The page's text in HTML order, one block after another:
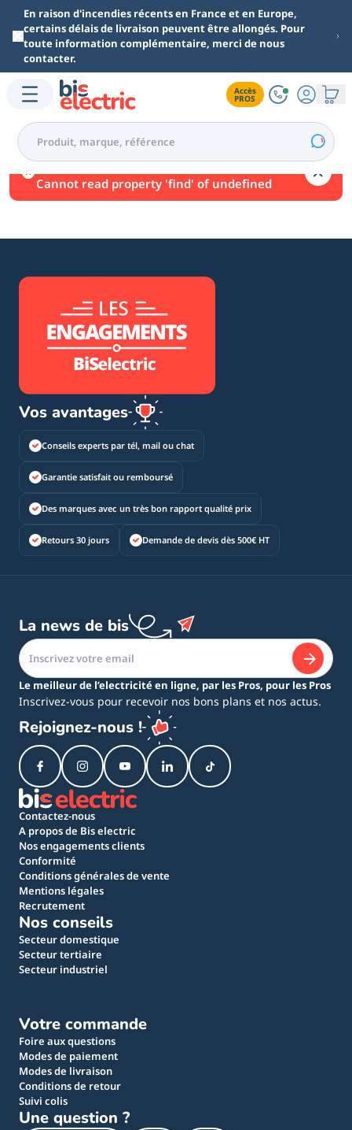
Aller au contenu principal
En raison d'incendies récents en France et en Europe,
certains délais de livraison peuvent être allongés. Pour
toute information complémentaire, merci de nous
contacter.
Accès
PROS
Une erreur est survenue.
Cannot read property 'find' of undefined
Vos avantages
Conseils experts par tél, mail ou chat
Garantie satisfait ou remboursé
Des marques avec un très bon rapport qualité prix
Retours 30 jours Demande de devis dès 500€ HT
La news de bis
Le meilleur de l’electricité en ligne, par les Pros, pour les Pros
Inscrivez-vous pour recevoir nos bons plans et nos actus.
Rejoignez-nous !
Contactez-nous
A propos de Bis electric
Nos engagements clients
Conformité
Conditions générales de vente
Mentions légales
Recrutement
Nos conseils
Secteur domestique
Secteur tertiaire
Secteur industriel
Votre commande
Foire aux questions
Modes de paiement
Modes de livraison
Conditions de retour
Suivi colis
Une question ?